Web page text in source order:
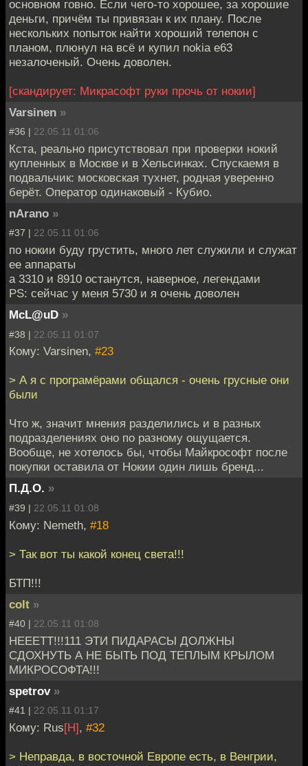
основном говно. Если чего-то хорошее, за хорошие
деньги, причём ты привязан к их плану. После
нескольких попыток найти хороший телепон с
планом, плюнул на всё и купил nokia e63
незалоченый. Очень доволен.
[скандирует: Микрасофт руки прочь от нокии]
Varsinen »
#36 | 22.05.11 01:06
Кста, реально присутствовал при проверки нокий
купленных в Москве и в Хельсинках. Спускаемя в
подвальчик: московская тухнет, родная уверенно
берёт. Оператор одинаковый - Кубио.
nArano »
#37 | 22.05.11 01:06
по нокии буду грустить, много лет служили и служат
ее аппараты
а 3310 и 8910 останутся, наверное, легендами
PS: сейчас у меня 5730 и я очень доволен
McL@uD »
#38 | 22.05.11 01:07
Кому: Varsinen, #23
> А я с програмёрами общался - очень грусные они
были
Что ж, значит мнения разделились и в разных
подразделениях оно по разному ощущается.
Вообще, не хотелось бы, чтобы Майкрософт после
покупки оставила от Нокии один лишь бренд...
П.Д.О. »
#39 | 22.05.11 01:08
Кому: Nemeth, #18
> Так вот ты какой конец света!!!
БТП!!!
colt »
#40 | 22.05.11 01:08
НЕЕЕТТ!!!111 ЭТИ ПИДАРАСЫ ДОЛЖНЫ
СДОХНУТЬ А НЕ БЫТЬ ПОД ТЕПЛЫМ КРЫЛОМ
МИКРОСОФТА!!!
spetrov »
#41 | 22.05.11 01:17
Кому: Rus[H], #32
> Неправда, в восточной Европе есть, в Венгрии,